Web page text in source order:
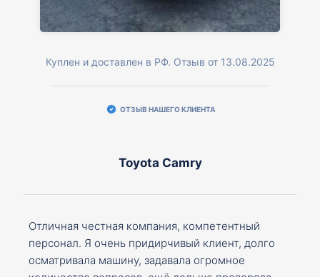
Куплен и доставлен в РФ. Отзыв от 13.08.2025
ОТЗЫВ НАШЕГО КЛИЕНТА
Toyota Camry
Отличная честная компания, компетентный
персонал. Я очень придирчивый клиент, долго
осматривала машину, задавала огромное